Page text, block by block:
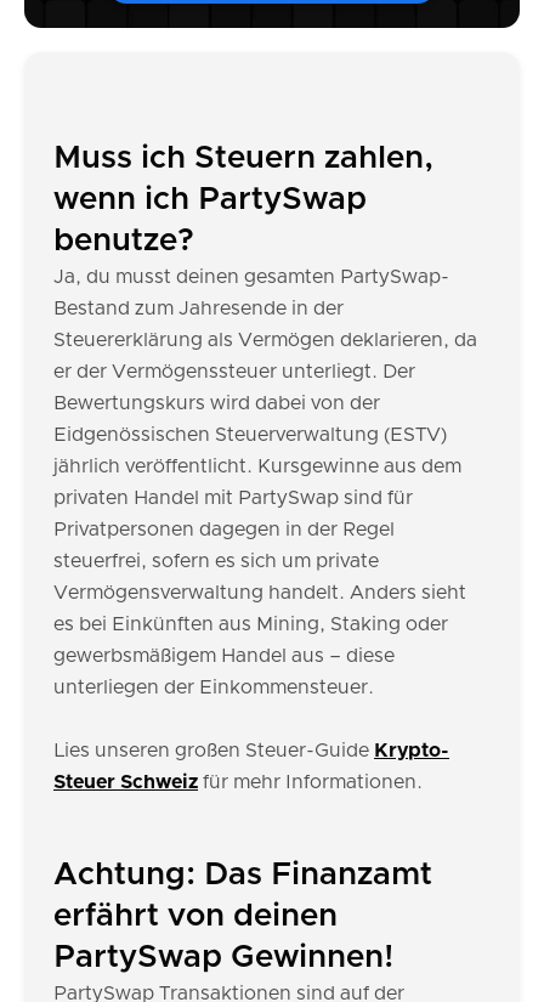
Muss ich Steuern zahlen,
wenn ich PartySwap
benutze?
Ja, du musst deinen gesamten PartySwap-
Bestand zum Jahresende in der
Steuererklärung als Vermögen deklarieren, da
er der Vermögenssteuer unterliegt. Der
Bewertungskurs wird dabei von der
Eidgenössischen Steuerverwaltung (ESTV)
jährlich veröffentlicht. Kursgewinne aus dem
privaten Handel mit PartySwap sind für
Privatpersonen dagegen in der Regel
steuerfrei, sofern es sich um private
Vermögensverwaltung handelt. Anders sieht
es bei Einkünften aus Mining, Staking oder
gewerbsmäßigem Handel aus – diese
unterliegen der Einkommensteuer.
Lies unseren großen Steuer-Guide Krypto-
Steuer Schweiz für mehr Informationen.
Achtung: Das Finanzamt
erfährt von deinen
PartySwap Gewinnen!
PartySwap Transaktionen sind auf der